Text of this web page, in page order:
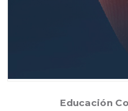
Posted
Educación